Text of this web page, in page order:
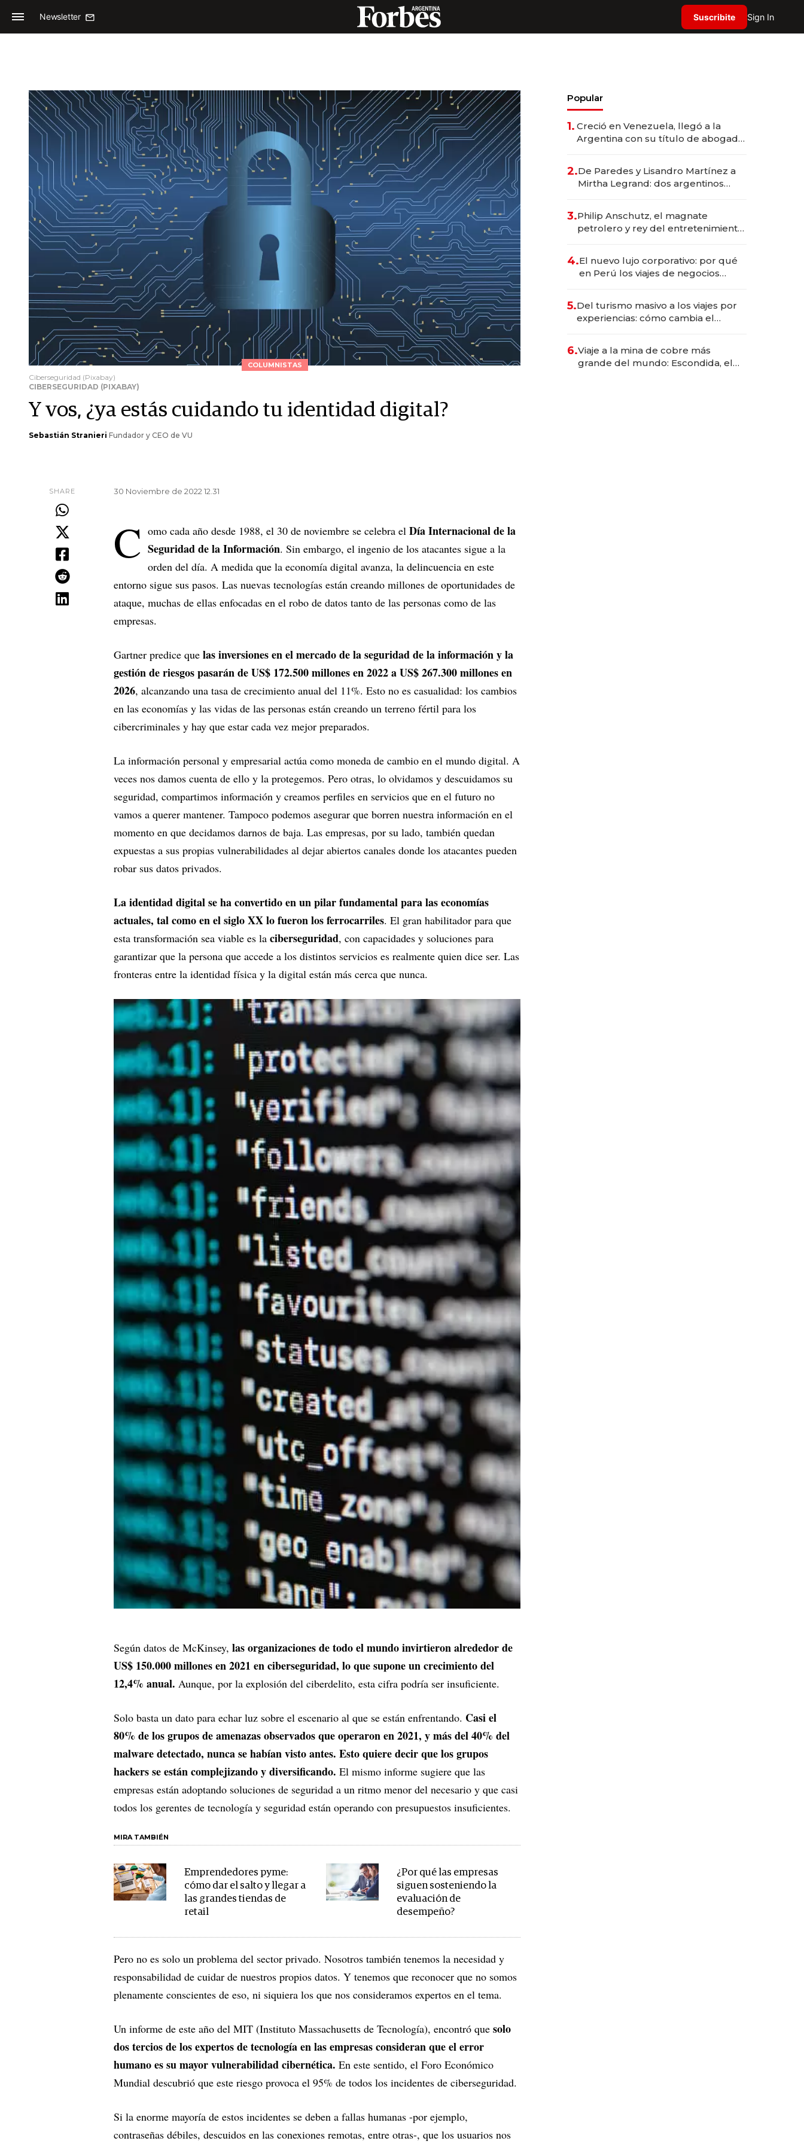
Newsletter Suscribite Sign In
COLUMNISTAS
Ciberseguridad (Pixabay)
CIBERSEGURIDAD (PIXABAY)
Y vos, ¿ya estás cuidando tu identidad digital?
Sebastián Stranieri Fundador y CEO de VU
SHARE 30 Noviembre de 2022 12.31
C omo cada año desde 1988, el 30 de noviembre se celebra el Día Internacional de la
Seguridad de la Información. Sin embargo, el ingenio de los atacantes sigue a la
orden del día. A medida que la economía digital avanza, la delincuencia en este
entorno sigue sus pasos. Las nuevas tecnologías están creando millones de oportunidades de
ataque, muchas de ellas enfocadas en el robo de datos tanto de las personas como de las
empresas.
Gartner predice que las inversiones en el mercado de la seguridad de la información y la
gestión de riesgos pasarán de US$ 172.500 millones en 2022 a US$ 267.300 millones en
2026, alcanzando una tasa de crecimiento anual del 11%. Esto no es casualidad: los cambios
en las economías y las vidas de las personas están creando un terreno fértil para los
cibercriminales y hay que estar cada vez mejor preparados.
La información personal y empresarial actúa como moneda de cambio en el mundo digital. A
veces nos damos cuenta de ello y la protegemos. Pero otras, lo olvidamos y descuidamos su
seguridad, compartimos información y creamos perfiles en servicios que en el futuro no
vamos a querer mantener. Tampoco podemos asegurar que borren nuestra información en el
momento en que decidamos darnos de baja. Las empresas, por su lado, también quedan
expuestas a sus propias vulnerabilidades al dejar abiertos canales donde los atacantes pueden
robar sus datos privados.
La identidad digital se ha convertido en un pilar fundamental para las economías
actuales, tal como en el siglo XX lo fueron los ferrocarriles. El gran habilitador para que
esta transformación sea viable es la ciberseguridad, con capacidades y soluciones para
garantizar que la persona que accede a los distintos servicios es realmente quien dice ser. Las
fronteras entre la identidad física y la digital están más cerca que nunca.
Según datos de McKinsey, las organizaciones de todo el mundo invirtieron alrededor de
US$ 150.000 millones en 2021 en ciberseguridad, lo que supone un crecimiento del
12,4% anual. Aunque, por la explosión del ciberdelito, esta cifra podría ser insuficiente.
Solo basta un dato para echar luz sobre el escenario al que se están enfrentando. Casi el
80% de los grupos de amenazas observados que operaron en 2021, y más del 40% del
malware detectado, nunca se habían visto antes. Esto quiere decir que los grupos
hackers se están complejizando y diversificando. El mismo informe sugiere que las
empresas están adoptando soluciones de seguridad a un ritmo menor del necesario y que casi
todos los gerentes de tecnología y seguridad están operando con presupuestos insuficientes.
MIRA TAMBIÉN
Emprendedores pyme:
cómo dar el salto y llegar a
las grandes tiendas de
retail
¿Por qué las empresas
siguen sosteniendo la
evaluación de
desempeño?
Pero no es solo un problema del sector privado. Nosotros también tenemos la necesidad y
responsabilidad de cuidar de nuestros propios datos. Y tenemos que reconocer que no somos
plenamente conscientes de eso, ni siquiera los que nos consideramos expertos en el tema.
Un informe de este año del MIT (Instituto Massachusetts de Tecnología), encontró que solo
dos tercios de los expertos de tecnología en las empresas consideran que el error
humano es su mayor vulnerabilidad cibernética. En este sentido, el Foro Económico
Mundial descubrió que este riesgo provoca el 95% de todos los incidentes de ciberseguridad.
Si la enorme mayoría de estos incidentes se deben a fallas humanas -por ejemplo,
contraseñas débiles, descuidos en las conexiones remotas, entre otras-, que los usuarios nos
Popular
1. Creció en Venezuela, llegó a la
Argentina con su título de abogado
marcas "fast premium"
2.De Paredes y Lisandro Martínez a
Mirtha Legrand: dos argentinos
3.Philip Anschutz, el magnate
petrolero y rey del entretenimiento
4.El nuevo lujo corporativo: por qué
en Perú los viajes de negocios
transformadoras
5.Del turismo masivo a los viajes por
experiencias: cómo cambia el
6.Viaje a la mina de cobre más
grande del mundo: Escondida, el